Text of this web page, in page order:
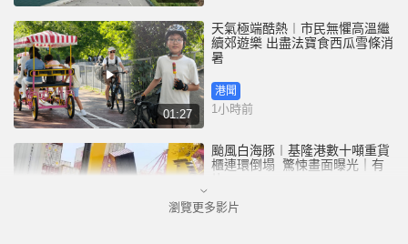
01:27
天氣極端酷熱︱市民無懼高溫繼
續郊遊樂 出盡法寶食西瓜雪條消
暑
港聞
1小時前
颱風白海豚︱基隆港數十噸重貨
櫃連環倒塌 驚悚畫面曝光｜有
中國
瀏覽更多影片